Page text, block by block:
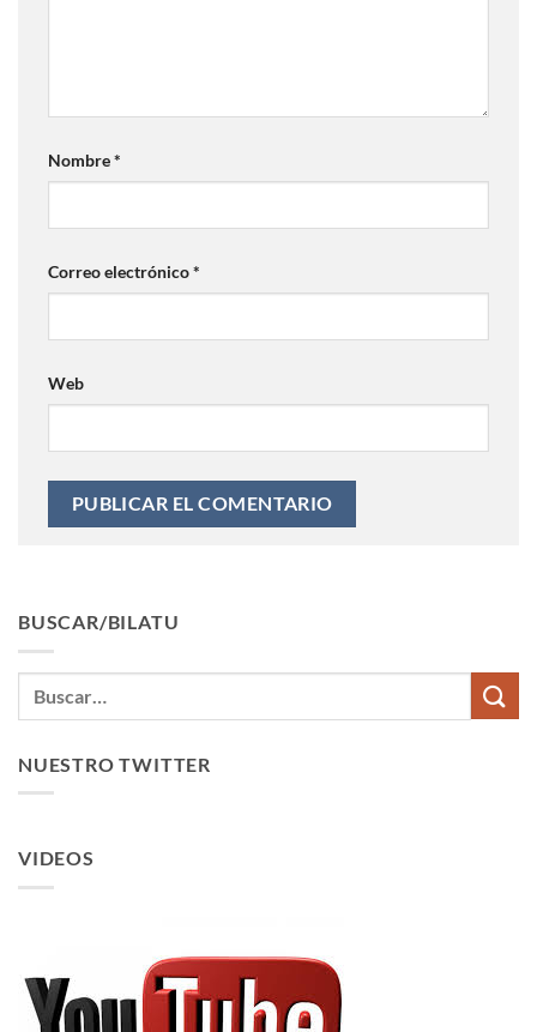
Nombre*
Correo electrónico*
Web
BUSCAR/BILATU
NUESTRO TWITTER
VIDEOS